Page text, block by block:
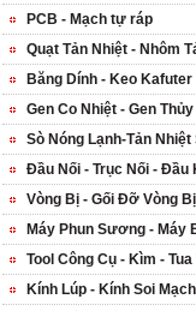
PCB - Mạch tự ráp
Quạt Tản Nhiệt - Nhôm
Băng Dính - Keo
Gen Co Nhiệt - Gen
Sò Nóng Lạnh-Tản Nhiệt
Đầu Nối - Trục Nối - Đầu
Vòng Bị - Gối Đỡ Vòng Bị
Máy Phun Sương -
Tool Công Cụ - Kìm -
Kính Lúp - Kính Soi Mạch